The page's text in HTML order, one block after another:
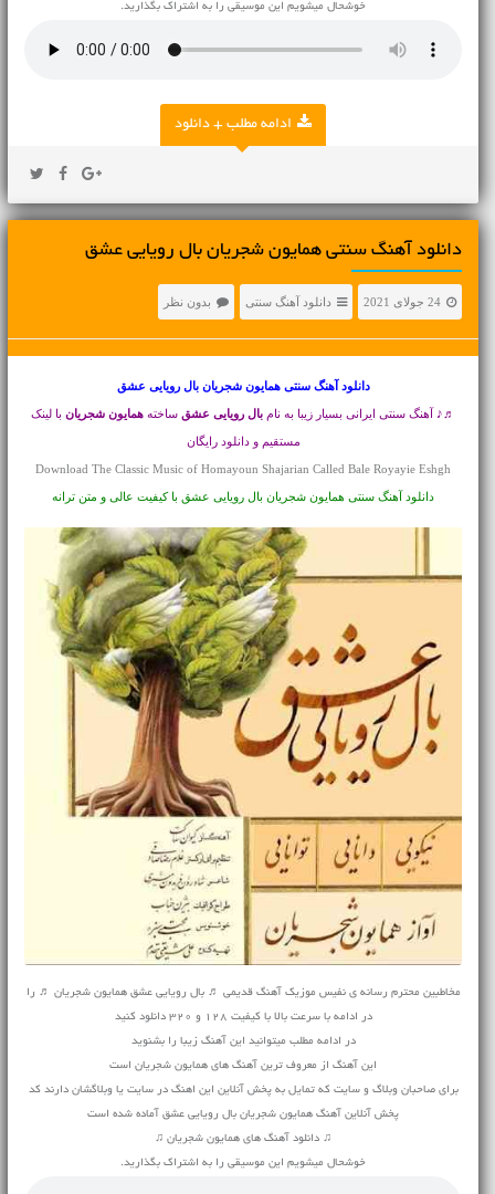
خوشحال میشویم این موسیقی را به اشتراک بگذارید.
ادامه مطلب + دانلود
دانلود آهنگ سنتی همایون شجریان بال رویایی عشق
24 جولای 2021 دانلود آهنگ سنتی بدون نظر
دانلود آهنگ سنتی همایون شجریان بال رویایی عشق
♬♪ آهنگ سنتی ایرانی بسیار زیبا به نام بال رویایی عشقساخته همایون شجریانبا لینک
مستقیم و دانلود رایگان
Download The Classic Music of Homayoun Shajarian Called Bale Royayie Eshgh
دانلود آهنگ سنتی همایون شجریان بال رویایی عشق با کیفیت عالی و متن ترانه
مخاطبین محترم رسانه ی نفیس موزیک آهنگ قدیمی ♬ بال رویایی عشق همایون شجریان ♬ را
در ادامه با سرعت بالا با کیفیت 128 و 320 دانلود کنید
در ادامه مطلب میتوانید این آهنگ زیبا را بشنوید
این آهنگ از معروف ترین آهنگ های همایون شجریان است
برای صاحبان وبلاگ و سایت که تمایل به پخش آنلاین این اهنگ در سایت یا وبلاگشان دارند کد
پخش آنلاین آهنگ همایون شجریان بال رویایی عشق آماده شده است
♫ دانلود آهنگ های همایون شجریان ♫
خوشحال میشویم این موسیقی را به اشتراک بگذارید.